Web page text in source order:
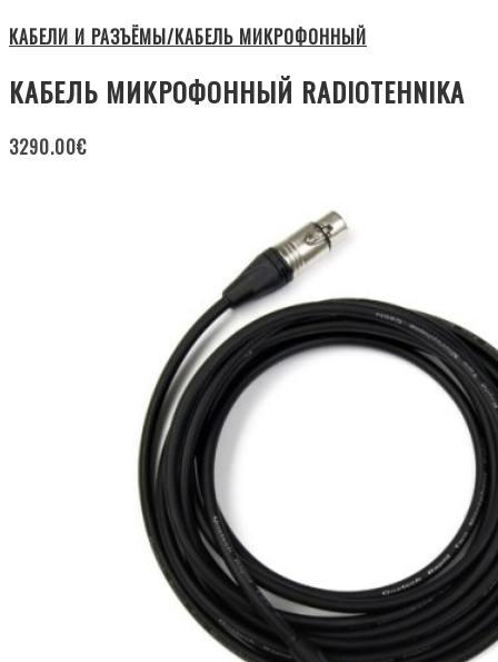
КАБЕЛИ И РАЗЪЁМЫ/КАБЕЛЬ МИКРОФОННЫЙ
КАБЕЛЬ МИКРОФОННЫЙ RADIOTEHNIKA
3290.00€